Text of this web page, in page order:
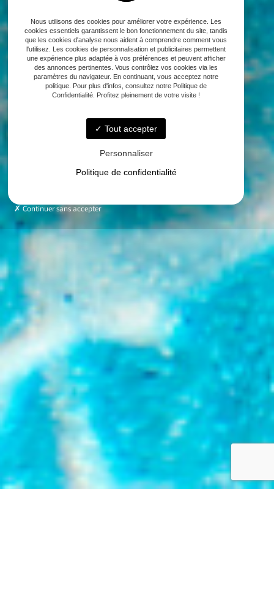
Nous utilisons des cookies pour améliorer votre expérience. Les
cookies essentiels garantissent le bon fonctionnement du site, tandis
que les cookies d'analyse nous aident à comprendre comment vous
l'utilisez. Les cookies de personnalisation et publicitaires permettent
une expérience plus adaptée à vos préférences et peuvent afficher
des annonces pertinentes. Vous contrôlez vos cookies via les
paramètres du navigateur. En continuant, vous acceptez notre
politique. Pour plus d'infos, consultez notre Politique de
Confidentialité. Profitez pleinement de votre visite !
Tout accepter
Personnaliser
Politique de confidentialité
Continuer sans accepter